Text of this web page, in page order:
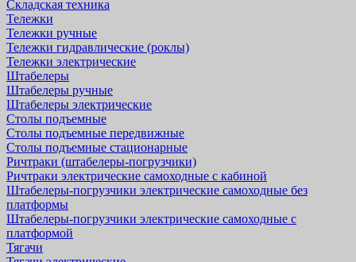
Складская техника
Тележки
Тележки ручные
Тележки гидравлические (роклы)
Тележки электрические
Штабелеры
Штабелеры ручные
Штабелеры электрические
Столы подъемные
Столы подъемные передвижные
Столы подъемные стационарные
Ричтраки (штабелеры-погрузчики)
Ричтраки электрические самоходные с кабиной
Штабелеры-погрузчики электрические самоходные без
платформы
Штабелеры-погрузчики электрические самоходные с
платформой
Тягачи